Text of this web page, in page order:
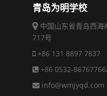
青岛为明学校
中国山东省青岛西
717号
+86 131 8897 7837
+86 0532-
info@wmjyqd.com